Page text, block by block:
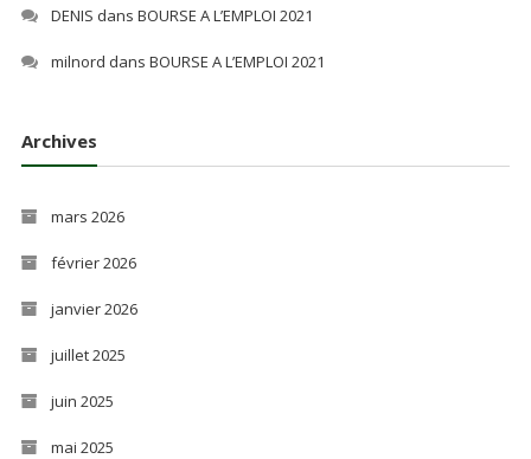
DENIS dans BOURSE A L’EMPLOI 2021
milnord dans BOURSE A L’EMPLOI 2021
Archives
mars 2026
février 2026
janvier 2026
juillet 2025
juin 2025
mai 2025